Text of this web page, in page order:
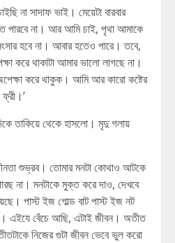
না সাদাফ ভাই। মেয়েটা বারবার
পারবে না। আর আমি চাই, পৃথা আমাকে
হবে না। আবার হতেও পারে। তবে,
করে থাকাটা আমার ভালো লাগছে না।
করে থাকুক। আমি আর কারো কষ্টের
তাকিয়ে থেকে হাসলো। মৃদু গলায়
শুভ্রব। তোমার মনটা কোথাও আটকে
না। মনটাকে মুক্ত করে দাও, দেখবে
পাস্ট ইজ গোল্ড বাট পাস্ট ইজ নট
এইযে বেঁচে আছি, এটাই জীবন। অতীত
নিজের গুটা জীবন ভেবে ভুল করো